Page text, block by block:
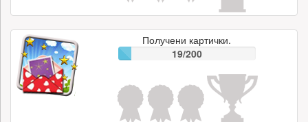
Получени картички.
19/200